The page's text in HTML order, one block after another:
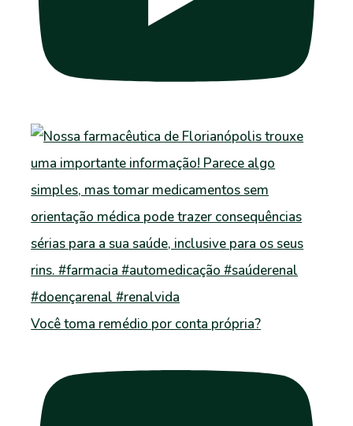
Você toma remédio por conta própria?